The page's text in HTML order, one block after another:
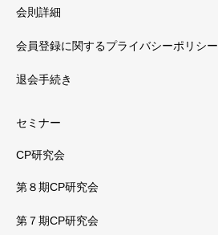
会則詳細
会員登録に関するプライバシーポリシー
退会手続き
セミナー
CP研究会
第８期CP研究会
第７期CP研究会